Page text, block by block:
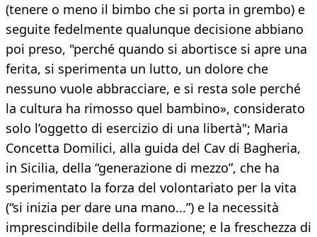
(tenere o meno il bimbo che si porta in grembo) e
seguite fedelmente qualunque decisione abbiano
poi preso, "perché quando si abortisce si apre una
ferita, si sperimenta un lutto, un dolore che
nessuno vuole abbracciare, e si resta sole perché
la cultura ha rimosso quel bambino», considerato
solo l’oggetto di esercizio di una libertà"; Maria
Concetta Domilici, alla guida del Cav di Bagheria,
in Sicilia, della “generazione di mezzo”, che ha
sperimentato la forza del volontariato per la vita
(“si inizia per dare una mano...”) e la necessità
imprescindibile della formazione; e la freschezza di